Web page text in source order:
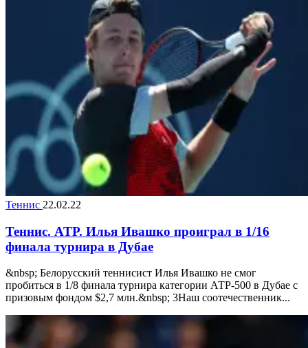
Теннис 22.02.22
Теннис. ATP. Илья Ивашко проиграл в 1/16
финала турнира в Дубае
&nbsp; Белорусский теннисист Илья Ивашко не смог
пробиться в 1/8 финала турнира категории АТР-500 в Дубае с
призовым фондом $2,7 млн.&nbsp; 3Наш соотечественник...